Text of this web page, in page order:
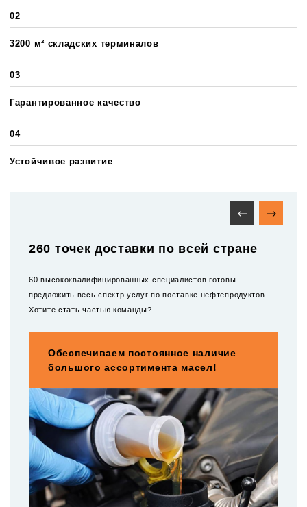
02
3200 м² складских терминалов
03
Гарантированное качество
04
Устойчивое развитие
260 точек доставки по всей стране
60 высококвалифицированных специалистов готовы
предложить весь спектр услуг по поставке нефтепродуктов.
Хотите стать частью команды?
Обеспечиваем постоянное наличие
большого ассортимента масел!